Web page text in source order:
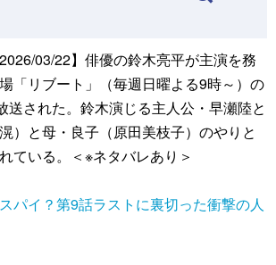
03/22】俳優の鈴木亮平が主演を務
「リブート」（毎週日曜よる9時～）の
送された。鈴木演じる主人公・早瀬陸と
）と母・良子（原田美枝子）のやりと
ている。＜※ネタバレあり＞
パイ？第9話ラストに裏切った衝撃の人